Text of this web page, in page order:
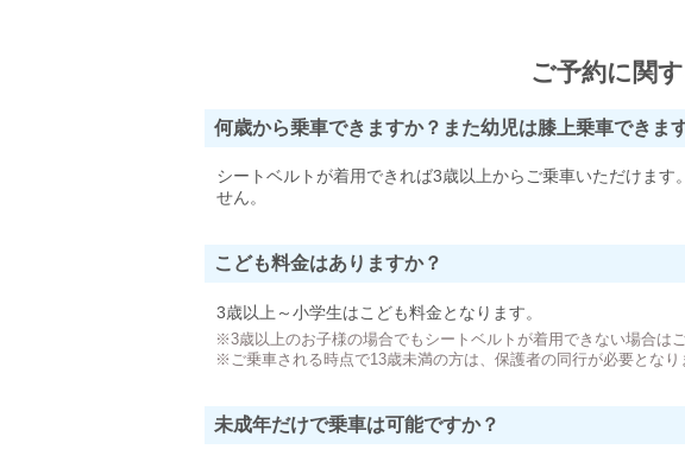
ご予約に関
何歳から乗車できますか？また幼児は膝上乗車できま
シートベルトが着用できれば3歳以上からご乗車いただけま
せん。
こども料金はありますか？
3歳以上～小学生はこども料金となります。
※3歳以上のお子様の場合でもシートベルトが着用できない場合は
※ご乗車される時点で13歳未満の方は、保護者の同行が必要となり
未成年だけで乗車は可能ですか？